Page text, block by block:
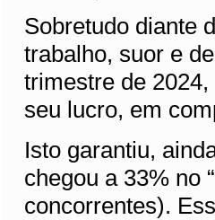
Sobretudo diante
trabalho, suor e
trimestre de
seu lucro, em
Isto garantiu,
chegou a 33% no
concorrentes).